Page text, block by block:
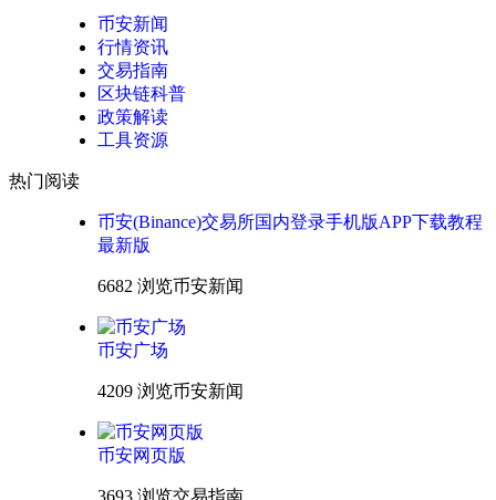
币安新闻
行情资讯
交易指南
区块链科普
政策解读
工具资源
热门阅读
币安(Binance)交易所国内登录手机版APP下载教程
最新版
6682 浏览币安新闻
币安广场
4209 浏览币安新闻
币安网页版
3693 浏览交易指南